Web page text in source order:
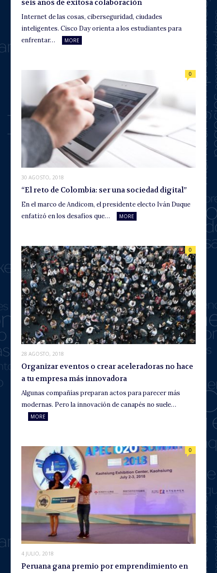
seis años de exitosa colaboración
Internet de las cosas, ciberseguridad, ciudades
inteligentes. Cisco Day orienta a los estudiantes para
enfrentar…
MORE
30 AGOSTO, 2018
0
“El reto de Colombia: ser una sociedad digital”
En el marco de Andicom, el presidente electo Iván Duque
enfatizó en los desafíos que…
MORE
28 AGOSTO, 2018
0
Organizar eventos o crear aceleradoras no hace
a tu empresa más innovadora
Algunas compañías preparan actos para parecer más
modernas. Pero la innovación de canapés no suele…
MORE
4 JULIO, 2018
0
Peruana gana premio por emprendimiento en